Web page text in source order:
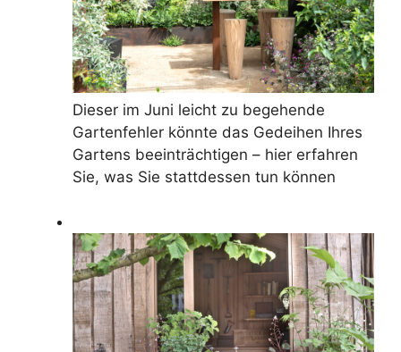
Dieser im Juni leicht zu begehende
Gartenfehler könnte das Gedeihen Ihres
Gartens beeinträchtigen – hier erfahren
Sie, was Sie stattdessen tun können